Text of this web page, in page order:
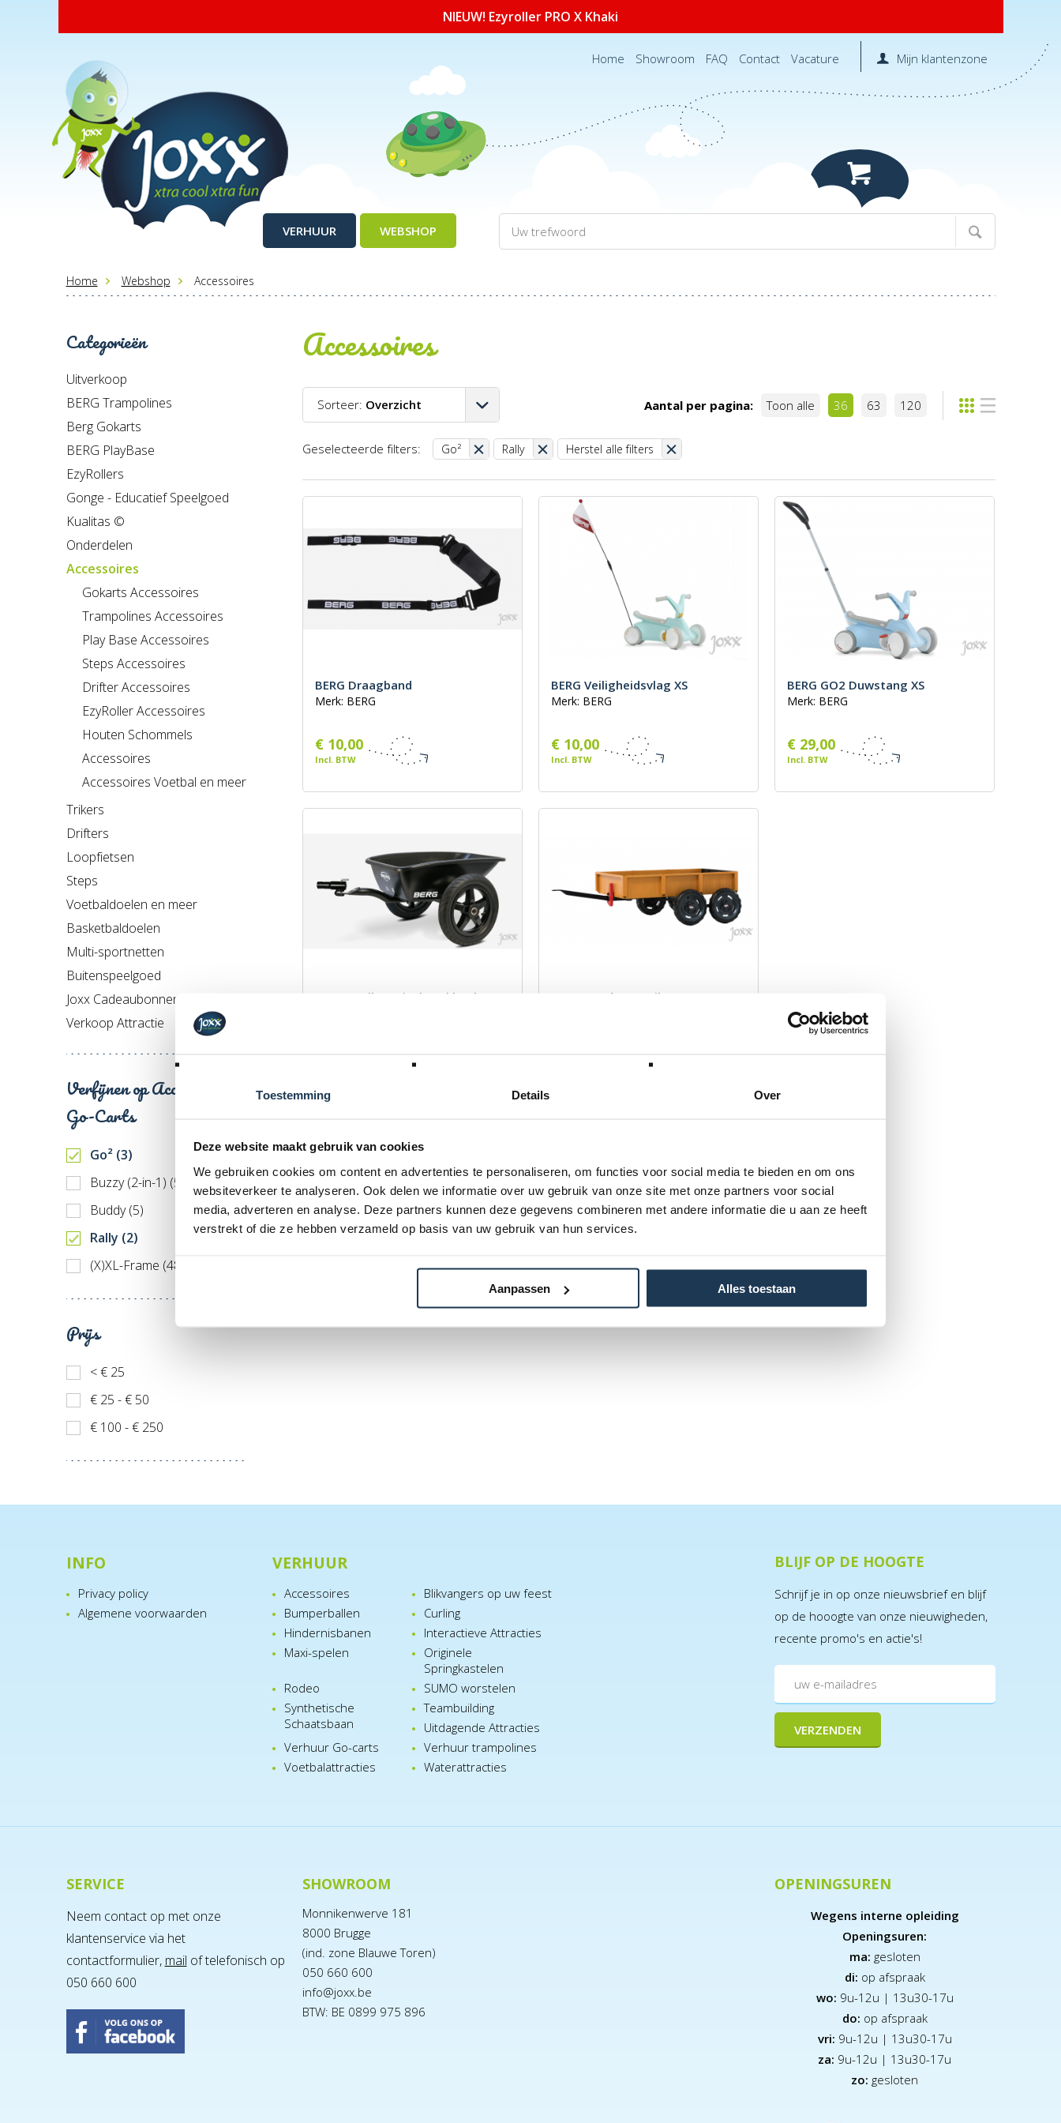
Toestemming Details Over
Deze website maakt gebruik van cookies
We gebruiken cookies om content en advertenties te personaliseren, om functies voor social media te bieden en om ons
websiteverkeer te analyseren. Ook delen we informatie over uw gebruik van onze site met onze partners voor social
media, adverteren en analyse. Deze partners kunnen deze gegevens combineren met andere informatie die u aan ze heeft
verstrekt of die ze hebben verzameld op basis van uw gebruik van hun services.
Aanpassen Alles toestaan
NIEUW! Ezyroller PRO X Khaki
Home Showroom FAQ Contact Vacature Mijn klantenzone
VERHUUR WEBSHOP
Home Webshop Accessoires
Categorieën
Uitverkoop
BERG Trampolines
Berg Gokarts
BERG PlayBase
EzyRollers
Gonge - Educatief Speelgoed
Kualitas ©
Onderdelen
Accessoires
Gokarts Accessoires
Trampolines Accessoires
Play Base Accessoires
Steps Accessoires
Drifter Accessoires
EzyRoller Accessoires
Houten Schommels
Accessoires
Accessoires Voetbal en meer
Trikers
Drifters
Loopfietsen
Steps
Voetbaldoelen en meer
Basketbaldoelen
Multi-sportnetten
Buitenspeelgoed
Joxx Cadeaubonnen
Verkoop Attractie
Verfijnen op Accessoires
Go-Carts
Go² (3)
Buzzy (2-in-1) (5)
Buddy (5)
Rally (2)
(X)XL-Frame (48)
Prijs
< € 25
€ 25 - € 50
€ 100 - € 250
Accessoires
Sorteer: Overzicht
Prijs laag-hoog
Aantal per pagina: Toon alle 36 63 120
Geselecteerde filters: Go² Rally Herstel alle filters
BERG Draagband
Merk: BERG
€ 10,00
Incl. BTW
BERG Veiligheidsvlag XS
Merk: BERG
€ 10,00
Incl. BTW
BERG GO2 Duwstang XS
Merk: BERG
€ 29,00
Incl. BTW
BERG Trailer L (incl. trekhaak) BERG Tandem Trailer L
INFO
Privacy policy
Algemene voorwaarden
VERHUUR
Accessoires
Blikvangers op uw feest
Bumperballen
Curling
Hindernisbanen
Interactieve Attracties
Maxi-spelen
Originele
Springkastelen
Rodeo
SUMO worstelen
Synthetische
Schaatsbaan
Teambuilding
Uitdagende Attracties
Verhuur Go-carts
Verhuur trampolines
Voetbalattracties
Waterattracties
BLIJF OP DE HOOGTE
Schrijf je in op onze nieuwsbrief en blijf
op de hooogte van onze nieuwigheden,
recente promo's en actie's!
SERVICE
Neem contact op met onze
klantenservice via het
contactformulier, mail of telefonisch op
050 660 600
SHOWROOM
Monnikenwerve 181
8000 Brugge
(ind. zone Blauwe Toren)
050 660 600
info@joxx.be
BTW: BE 0899 975 896
OPENINGSUREN
Wegens interne opleiding
Openingsuren:
ma: gesloten
di: op afspraak
wo: 9u-12u | 13u30-17u
do: op afspraak
vri: 9u-12u | 13u30-17u
za: 9u-12u | 13u30-17u
zo: gesloten